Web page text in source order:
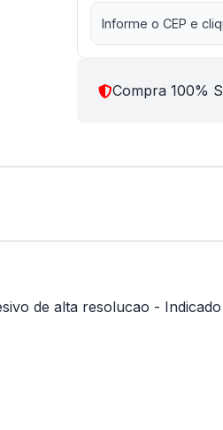
Informe o CEP e
Compra 100%
de alta resolucao -